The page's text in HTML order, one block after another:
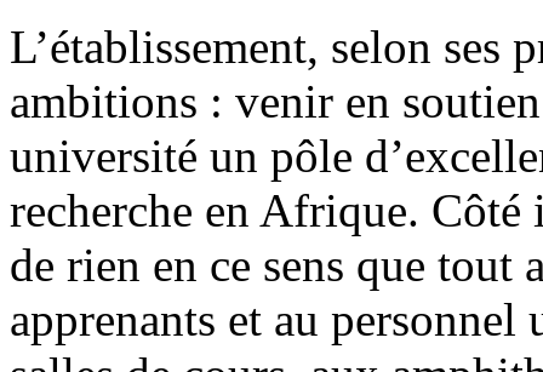
L’établissement, selon ses
ambitions : venir en
université un pôle
recherche en Afrique.
de rien en ce sens que tout
apprenants et au